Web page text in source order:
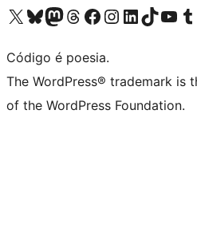
Acessar nossa conta do X (antigo Twitter)
Acessar nossa conta do Bluesky
Acessar nossa conta do Mastodon
Acessar nossa conta do Threads
Acessar nossa página do Facebook
Acessar nossa conta do Instagram
Acessar nossa conta do LinkedIn
Acessar nossa conta do TikTok
Acessar nosso
Código é poesia.
The WordPress® trademark is
of the WordPress Foundation.